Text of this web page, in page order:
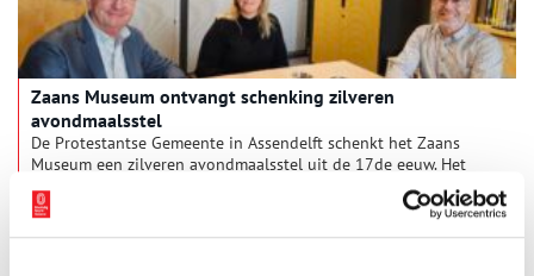
Zaans Museum ontvangt schenking zilveren
avondmaalsstel
De Protestantse Gemeente in Assendelft schenkt het Zaans
Museum een zilveren avondmaalsstel uit de 17de eeuw. Het
stel, dat bestaat uit twee bekers en twee schalen, is
eeuwenlang in gebruik geweest in de Hervormde Kerk van